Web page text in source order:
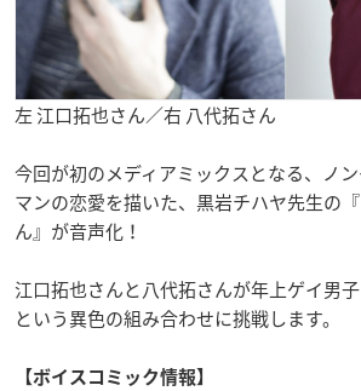
左 江口拓也さん／右 八代拓さん
今回が初のメディアミックスとなる、ノ
マンの恋愛を描いた、黒岩チハヤ先生の
ん』が音声化！
江口拓也さんと八代拓さんが年上ゲイ男
という異色の組み合わせに挑戦します。
【ボイスコミック情報】